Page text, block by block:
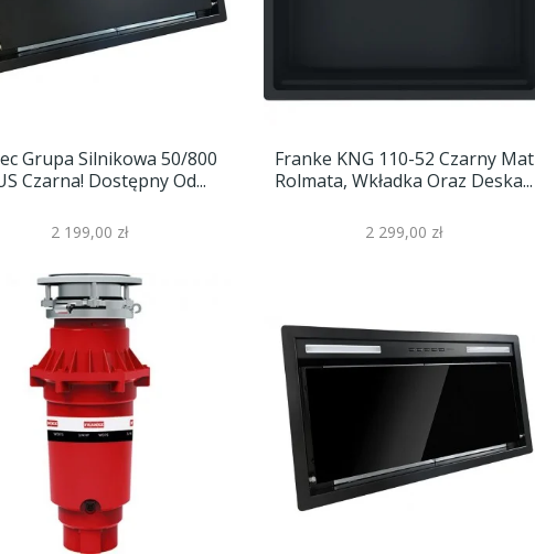
Grupa Silnikowa 50/800
Czarna! Dostępny Od...
2 199,00 zł
Franke KNG 110-52 Czarny Mat
Rolmata, Wkładka Oraz Deska...
2 299,00 zł